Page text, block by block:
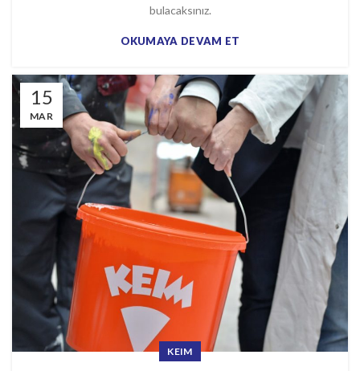
bulacaksınız.
OKUMAYA DEVAM ET
15
MAR
KEIM